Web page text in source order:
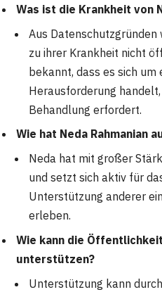
Was ist die Krankheit von
Aus
zu ihrer Krankheit nicht
bekannt, dass es sich
Herausforderung
Behandlung erfordert.
Wie hat Neda Rahmanian
Neda hat mit großer
und setzt sich aktiv für
Unterstützung anderer
erleben.
Wie kann die
unterstützen?
Unterstützung kann